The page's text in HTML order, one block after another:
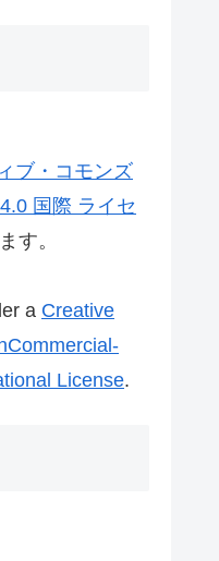
ブ・コモンズ
国際 ライセ
す。
a Creative
License.